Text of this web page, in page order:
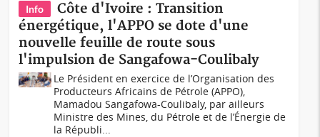
Info
Côte d'Ivoire : Transition
énergétique, l'APPO se dote d'une
nouvelle feuille de route sous
l'impulsion de Sangafowa-Coulibaly
Le Président en exercice de l’Organisation des
Producteurs Africains de Pétrole (APPO),
Mamadou Sangafowa-Coulibaly, par ailleurs
Ministre des Mines, du Pétrole et de l’Énergie de
la Républi...